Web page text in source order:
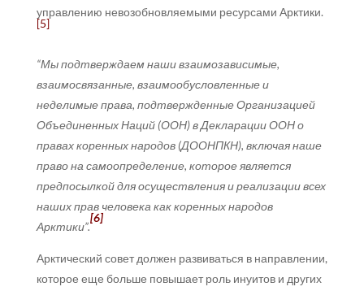
управлению невозобновляемыми ресурсами Арктики.
[5]
“Мы подтверждаем наши взаимозависимые,
взаимосвязанные, взаимообусловленные и
неделимые права, подтвержденные Организацией
Объединенных Наций (ООН) в Декларации ООН о
правах коренных народов (ДООНПКН), включая наше
право на самоопределение, которое является
предпосылкой для осуществления и реализации всех
наших прав человека как коренных народов
Арктики”.
[6]
Арктический совет должен развиваться в направлении,
которое еще больше повышает роль инуитов и других